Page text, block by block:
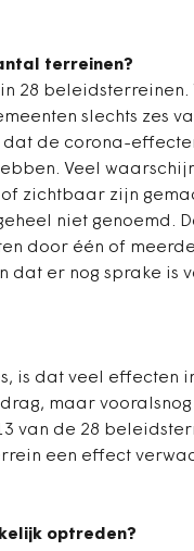
terreinen?
28 beleidsterreinen.
slechts zes
dat de corona-
Veel
zichtbaar zijn
niet genoemd.
door één of
dat er nog sprake is
is dat veel effecten
maar vooralsnog
van de 28
een effect
optreden?